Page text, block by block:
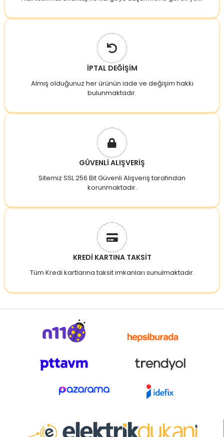
İPTAL DEĞİŞİM
Almış olduğunuz her ürünün iade ve değişim hakkı
bulunmaktadır.
GÜVENLİ ALIŞVERİŞ
Sitemiz SSL 256 Bit Güvenli Alışveriş tarafından
korunmaktadır.
KREDİ KARTINA TAKSİT
Tüm Kredi kartlarına taksit imkanları sunulmaktadır.